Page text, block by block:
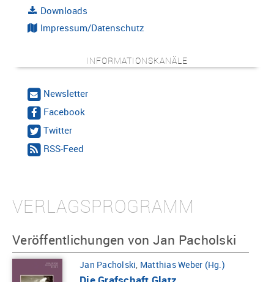
Downloads
Impressum/Datenschutz
INFORMATIONSKANÄLE
Newsletter
Facebook
Twitter
RSS-Feed
VERLAGSPROGRAMM
Veröffentlichungen von Jan Pacholski
Jan Pacholski, Matthias Weber (Hg.)